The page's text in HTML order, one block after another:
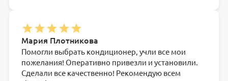
Мария Плотникова
Помогли выбрать кондиционер, учли все мои
пожелания! Оперативно привезли и установили.
Сделали все качественно! Рекомендую всем